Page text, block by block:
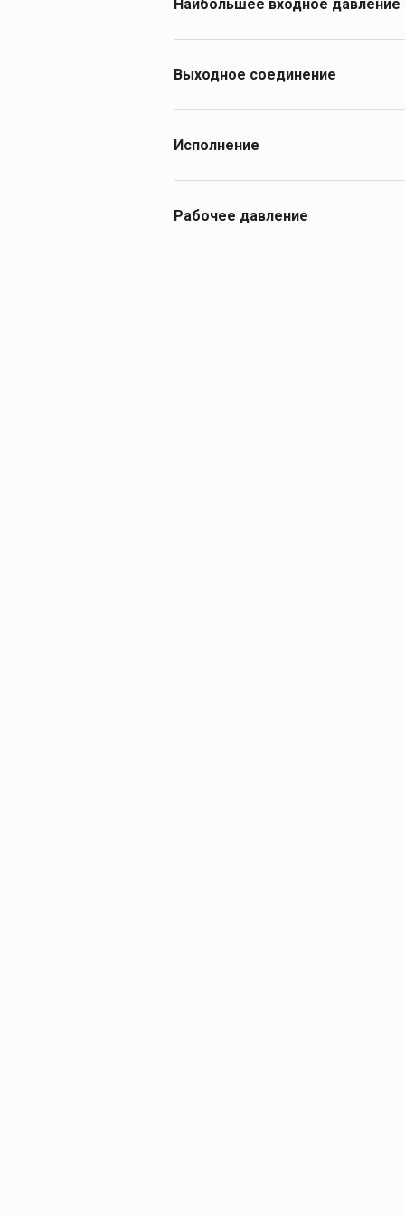
Наибольшее входное давление
20
Выходное соединение
G3/4"- B
Исполнение
запорное устройство
Рабочее давление